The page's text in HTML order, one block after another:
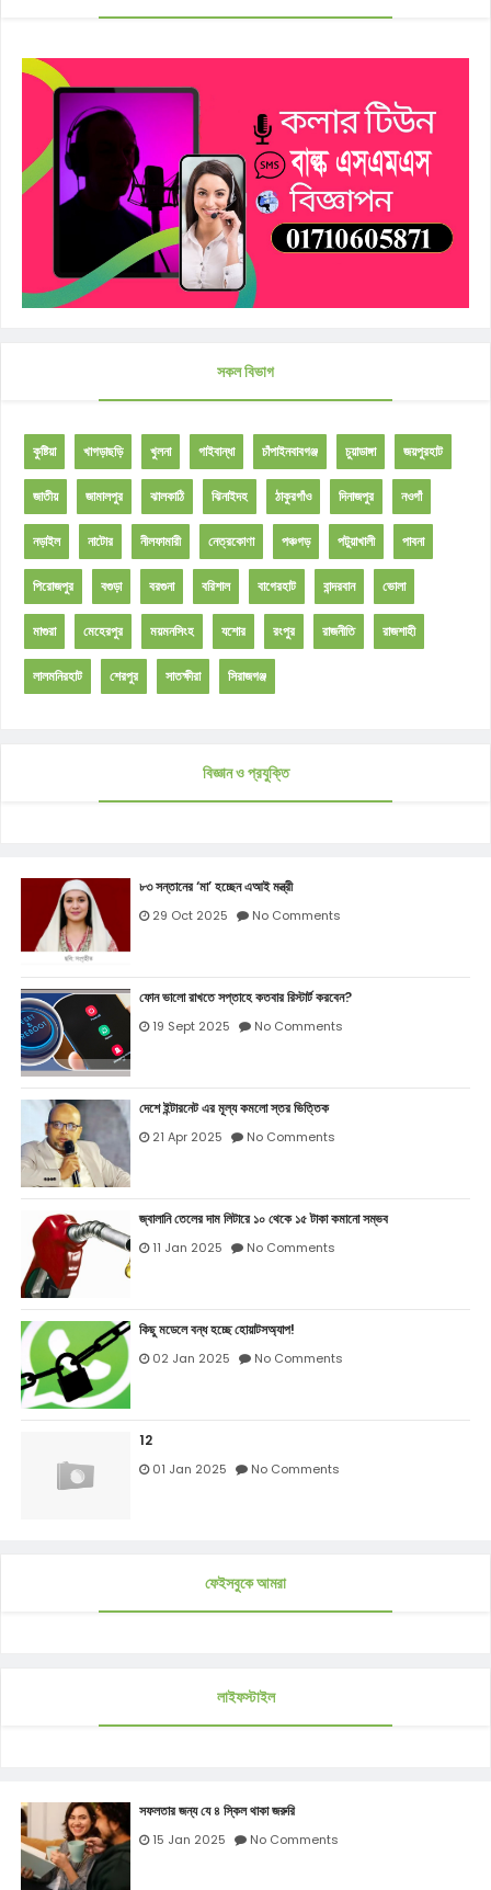
সকল বিভাগ
কুষ্টিয়া খাগড়াছড়ি খুলনা গাইবান্ধা চাঁপাইনবাবগঞ্জ চুয়াডাঙ্গা জয়পুরহাট
জাতীয় জামালপুর ঝালকাঠি ঝিনাইদহ ঠাকুরগাঁও দিনাজপুর নওগাঁ
নড়াইল নাটোর নীলফামারী নেত্রকোণা পঞ্চগড় পটুয়াখালী পাবনা
পিরোজপুর বগুড়া বরগুনা বরিশাল বাগেরহাট বান্দরবান ভোলা
মাগুরা মেহেরপুর ময়মনসিংহ যশোর রংপুর রাজনীতি রাজশাহী
লালমনিরহাট শেরপুর সাতক্ষীরা সিরাজগঞ্জ
বিজ্ঞান ও প্রযুক্তি
৮৩ সন্তানের ‘মা’ হচ্ছেন এআই মন্ত্রী
29 Oct 2025 No Comments
ফোন ভালো রাখতে সপ্তাহে কতবার রিস্টার্ট করবেন?
19 Sept 2025 No Comments
দেশে ইন্টারনেট এর মূল্য কমলো স্তর ভিত্তিক
21 Apr 2025 No Comments
জ্বালানি তেলের দাম লিটারে ১০ থেকে ১৫ টাকা কমানো সম্ভব
11 Jan 2025 No Comments
কিছু মডেলে বন্ধ হচ্ছে হোয়াটসঅ্যাপ!
02 Jan 2025 No Comments
12
01 Jan 2025 No Comments
ফেইসবুকে আমরা
লাইফস্টাইল
সফলতার জন্য যে ৪ স্কিল থাকা জরুরি
15 Jan 2025 No Comments